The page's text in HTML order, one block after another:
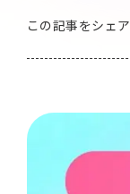
この記事をシェア